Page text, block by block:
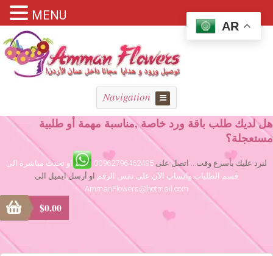
Navigation
هل لديك طلب باقة ورد خاصة ,مناسبة مهمة أو طلبية
مستعجلة؟
لنرد عليك بأسرع وقت... اتصل على 00962796462495
او تحدث مباشرة الى
قسم الطلبات واتساب الآن على نفس الرقم او أرسل ايميل الى
AmmanFlowers@hotmail.com
$0.00
AR
MENU